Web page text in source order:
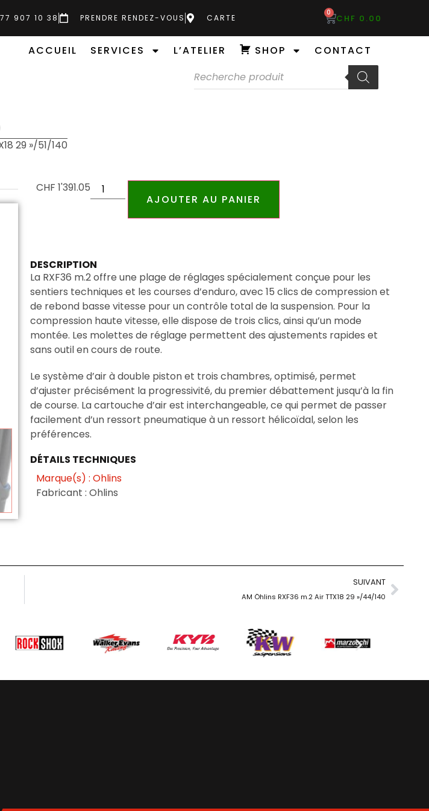
907 10 38 PRENDRE RENDEZ-VOUS CARTE CHF 0.00
0
ACCUEIL SERVICES L’ATELIER SHOP CONTACT
29 »/51/140
CHF 1'391.05
AJOUTER AU PANIER
DESCRIPTION
La RXF36 m.2 offre une plage de réglages spécialement conçue pour les
sentiers techniques et les courses d’enduro, avec 15 clics de compression et
de rebond basse vitesse pour un contrôle total de la suspension. Pour la
compression haute vitesse, elle dispose de trois clics, ainsi qu’un mode
montée. Les molettes de réglage permettent des ajustements rapides et
sans outil en cours de route.
Le système d’air à double piston et trois chambres, optimisé, permet
d’ajuster précisément la progressivité, du premier débattement jusqu’à la fin
de course. La cartouche d’air est interchangeable, ce qui permet de passer
facilement d’un ressort pneumatique à un ressort hélicoïdal, selon les
préférences.
DÉTAILS TECHNIQUES
Marque(s) : Ohlins
Fabricant : Ohlins
SUIVANT
AM Öhlins RXF36 m.2 Air TTX18 29 »/44/140